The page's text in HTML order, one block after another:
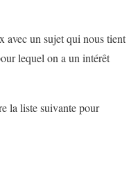
avec un sujet qui nous tient
lequel on a un intérêt
la liste suivante pour